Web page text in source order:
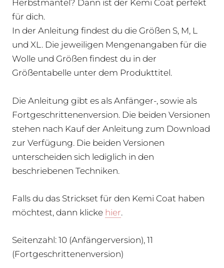
Herbstmantel? Dann ist der Kemi Coat perfekt
für dich.
In der Anleitung findest du die Größen S, M, L
und XL. Die jeweiligen Mengenangaben für die
Wolle und Größen findest du in der
Größentabelle unter dem Produkttitel.
Die Anleitung gibt es als Anfänger-, sowie als
Fortgeschrittenenversion. Die beiden Versionen
stehen nach Kauf der Anleitung zum Download
zur Verfügung. Die beiden Versionen
unterscheiden sich lediglich in den
beschriebenen Techniken.
Falls du das Strickset für den Kemi Coat haben
möchtest, dann klicke hier.
Seitenzahl: 10 (Anfängerversion), 11
(Fortgeschrittenenversion)